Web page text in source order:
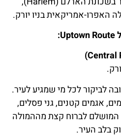
האפרו-אמריקאית בניו יורק.
Uptown Route:
.
לביקור לכל מי שמגיע לעיר.
אגמים קטנים, גני פסלים,
המושלם לברוח קצת מההמולה
בלב העיר.